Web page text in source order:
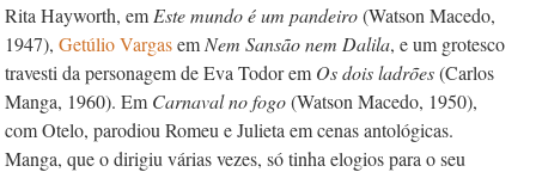
Rita Hayworth, em Este mundo é um pandeiro(Watson Macedo,
1947), Getúlio Vargasem Nem Sansão nem Dalila, e um grotesco
travesti da personagem de Eva Todor em Os dois ladrões(Carlos
Manga, 1960). Em Carnaval no fogo(Watson Macedo, 1950),
com Otelo, parodiou Romeu e Julieta em cenas antológicas.
Manga, que o dirigiu várias vezes, só tinha elogios para o seu